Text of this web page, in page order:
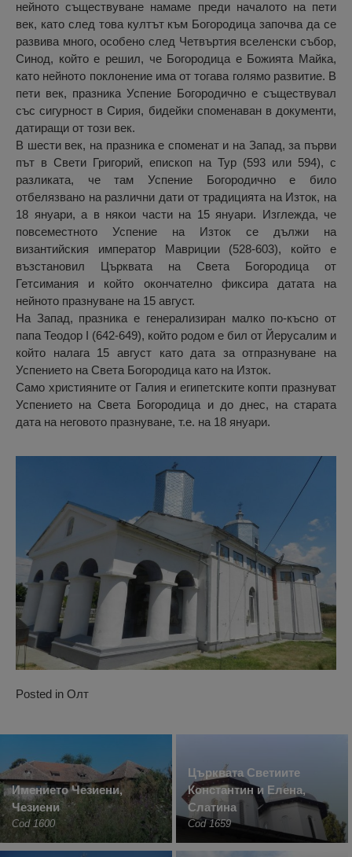
нейното съществуване намаме преди началото на пети
век, като след това култът към Богородица започва да се
развива много, особено след Четвъртия вселенски събор,
Синод, който е решил, че Богородица е Божията Майка,
като нейното поклонение има от тогава голямо развитие. В
пети век, празника Успение Богородично е съществувал
със сигурност в Сирия, бидейки споменаван в документи,
датиращи от този век.
В шести век, на празника е споменат и на Запад, за първи
път в Свети Григорий, епископ на Тур (593 или 594), с
разликата, че там Успение Богородично е било
отбелязвано на различни дати от традицията на Изток, на
18 януари, а в някои части на 15 януари. Изглежда, че
повсеместното Успение на Изток се дължи на
византийския император Мавриции (528-603), който е
възстановил Църквата на Света Богородица от
Гетсимания и който окончателно фиксира датата на
нейното празнуване на 15 август.
На Запад, празника е генерализиран малко по-късно от
папа Теодор I (642-649), който родом е бил от Йерусалим и
който налага 15 август като дата за отпразнуване на
Успението на Света Богородица като на Изток.
Само християните от Галия и египетските копти празнуват
Успението на Света Богородица и до днес, на старата
дата на неговото празнуване, т.е. на 18 януари.
Posted in Олт
Имението Чезиени,
Чезиени
Cod 1600
Църквата Светиите
Константин и Елена,
Слатина
Cod 1659